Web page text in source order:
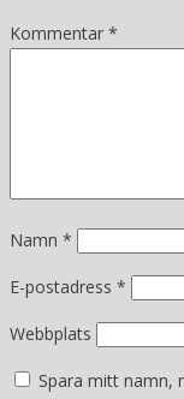
Kommentar *
Namn *
E-postadress *
Webbplats
Spara mitt namn,